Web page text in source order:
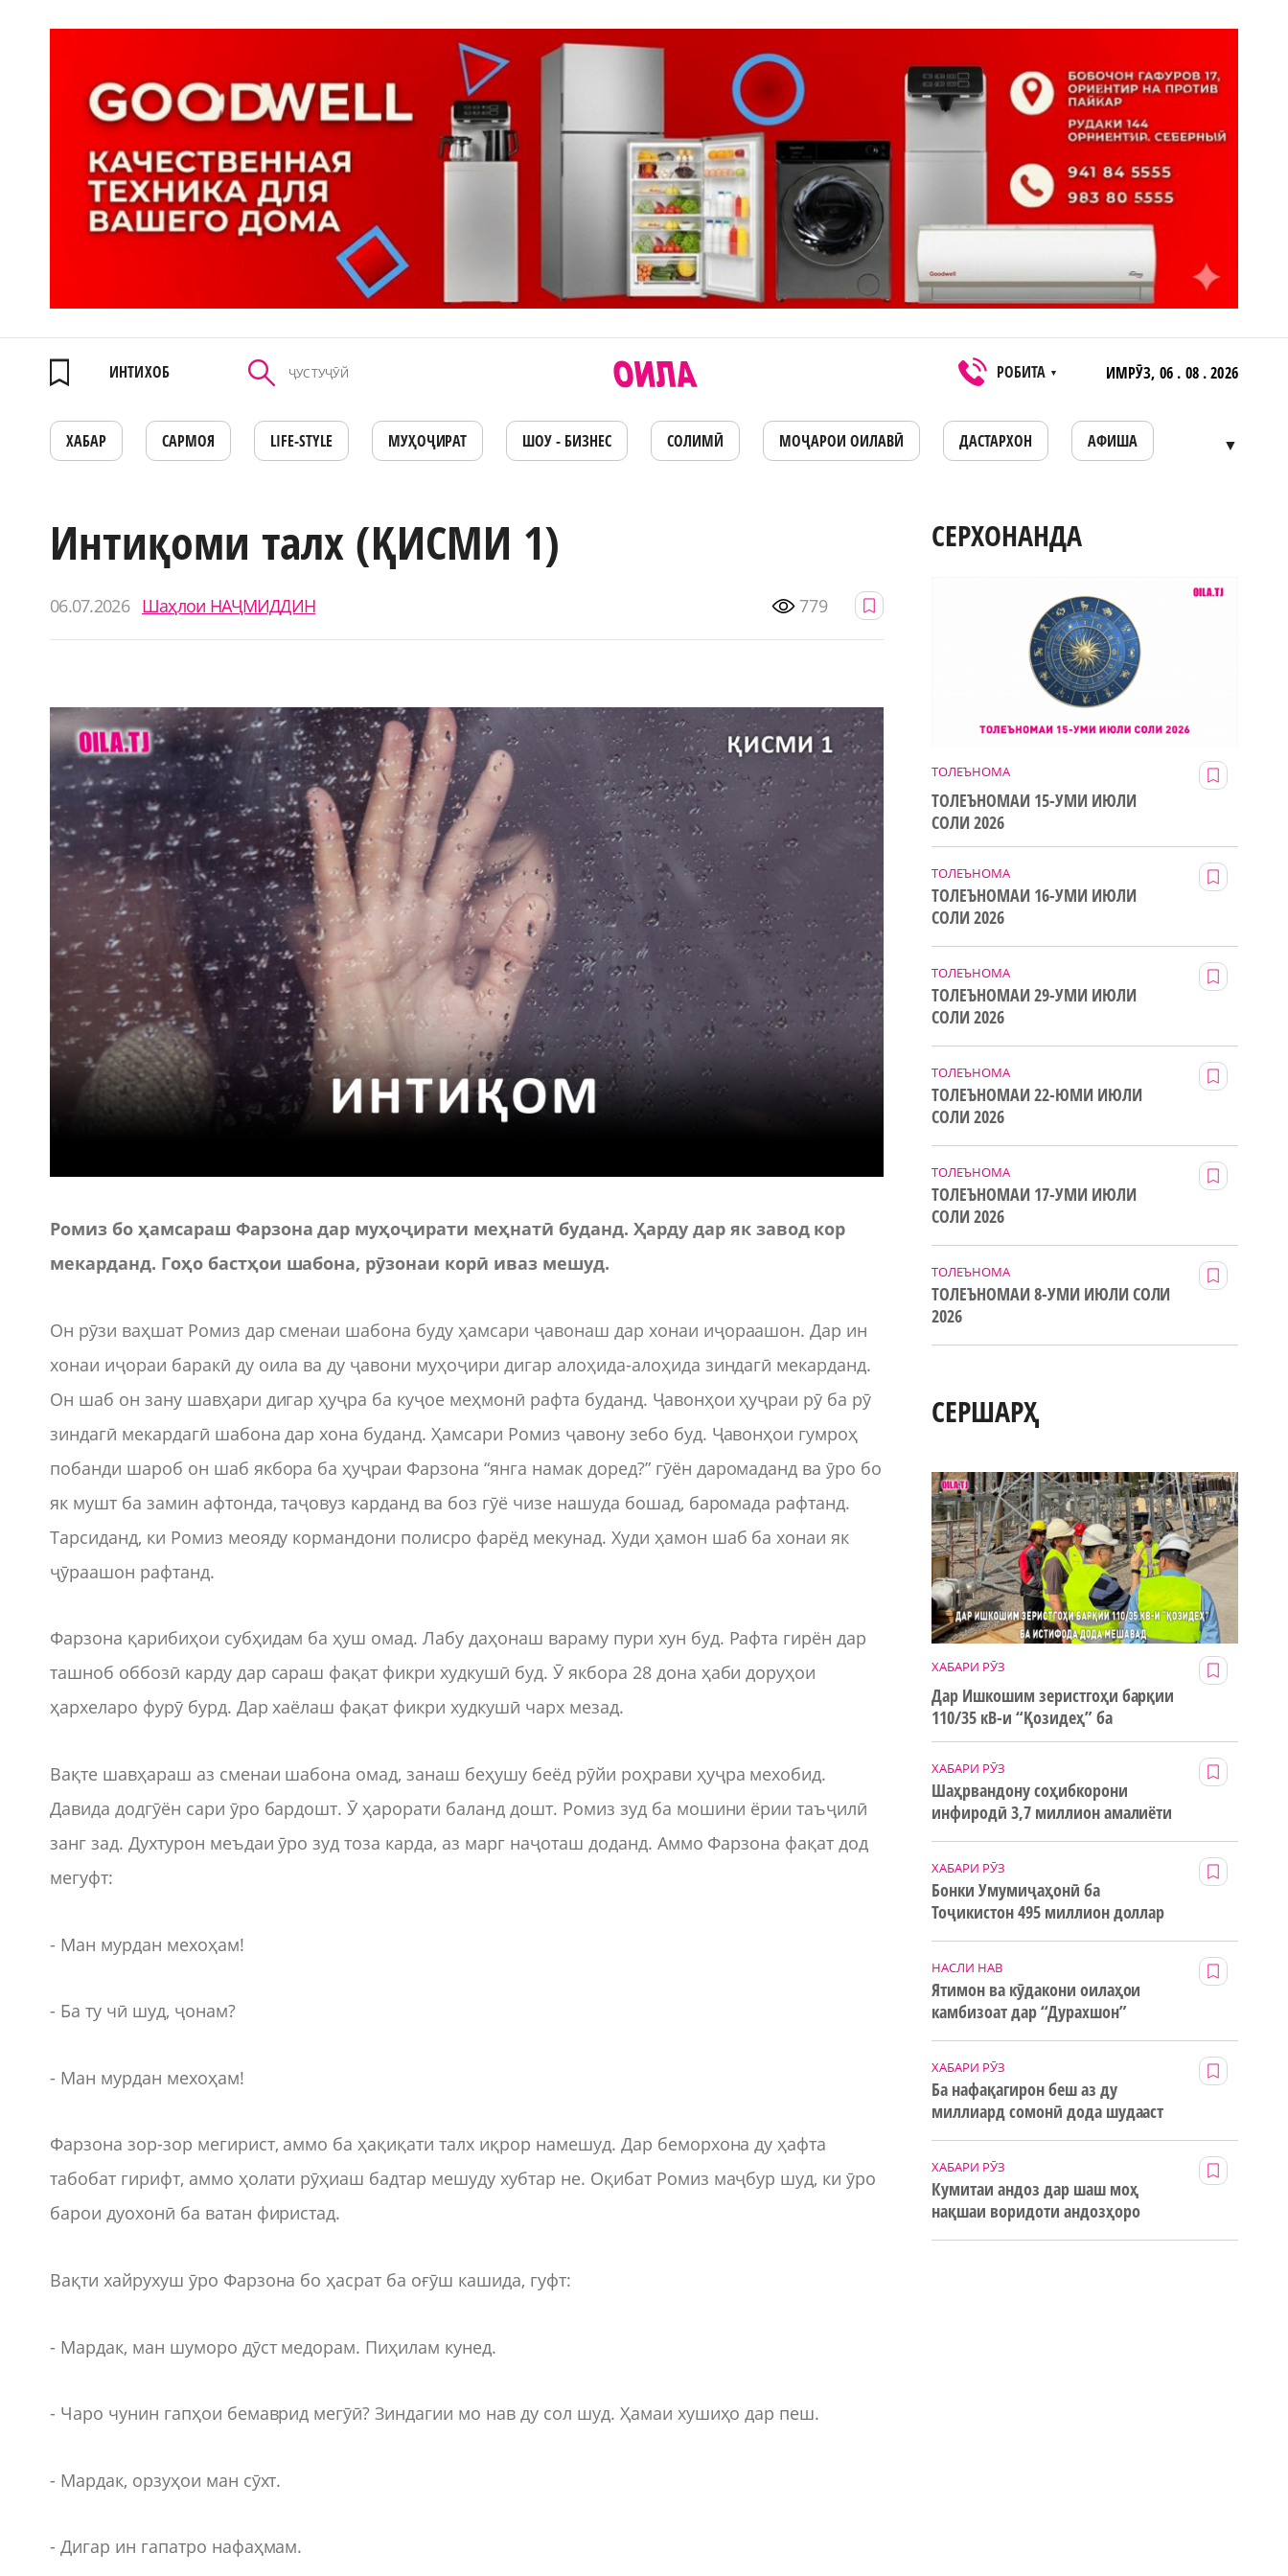
ИНТИХОБ РОБИТА ▼ ИМРӮЗ, 06 . 08 . 2026
ХАБАР САРМОЯ LIFE-STYLE МУҲОҶИРАТ ШОУ - БИЗНЕС СОЛИМӢ МОҶАРОИ ОИЛАВӢ ДАСТАРХОН АФИША ▼
Интиқоми талх (ҚИСМИ 1)
06.07.2026 Шаҳлои НАҶМИДДИН 779
Ромиз бо ҳамсараш Фарзона дар муҳоҷирати меҳнатӣ буданд. Ҳарду дар як завод кор
мекарданд. Гоҳо бастҳои шабона, рӯзонаи корӣ иваз мешуд.
Он рӯзи ваҳшат Ромиз дар сменаи шабона буду ҳамсари ҷавонаш дар хонаи иҷораашон. Дар ин
хонаи иҷораи баракӣ ду оила ва ду ҷавони муҳоҷири дигар алоҳида-алоҳида зиндагӣ мекарданд.
Он шаб он зану шавҳари дигар ҳуҷра ба куҷое меҳмонӣ рафта буданд. Ҷавонҳои ҳуҷраи рӯ ба рӯ
зиндагӣ мекардагӣ шабона дар хона буданд. Ҳамсари Ромиз ҷавону зебо буд. Ҷавонҳои гумроҳ
побанди шароб он шаб якбора ба ҳуҷраи Фарзона “янга намак доред?” гӯён даромаданд ва ӯро бо
як мушт ба замин афтонда, таҷовуз карданд ва боз гӯё чизе нашуда бошад, баромада рафтанд.
Тарсиданд, ки Ромиз меояду кормандони полисро фарёд мекунад. Худи ҳамон шаб ба хонаи як
ҷӯраашон рафтанд.
Фарзона қарибиҳои субҳидам ба ҳуш омад. Лабу даҳонаш вараму пури хун буд. Рафта гирён дар
ташноб оббозӣ карду дар сараш фақат фикри худкушӣ буд. Ӯ якбора 28 дона ҳаби доруҳои
ҳархеларо фурӯ бурд. Дар хаёлаш фақат фикри худкушӣ чарх мезад.
Вақте шавҳараш аз сменаи шабона омад, занаш беҳушу беёд рӯйи роҳрави ҳуҷра мехобид.
Давида додгӯён сари ӯро бардошт. Ӯ ҳарорати баланд дошт. Ромиз зуд ба мошини ёрии таъҷилӣ
занг зад. Духтурон меъдаи ӯро зуд тоза карда, аз марг наҷоташ доданд. Аммо Фарзона фақат дод
мегуфт:
- Ман мурдан мехоҳам!
- Ба ту чӣ шуд, ҷонам?
- Ман мурдан мехоҳам!
Фарзона зор-зор мегирист, аммо ба ҳақиқати талх иқрор намешуд. Дар беморхона ду ҳафта
табобат гирифт, аммо ҳолати рӯҳиаш бадтар мешуду хубтар не. Оқибат Ромиз маҷбур шуд, ки ӯро
барои дуохонӣ ба ватан фиристад.
Вақти хайрухуш ӯро Фарзона бо ҳасрат ба оғӯш кашида, гуфт:
- Мардак, ман шуморо дӯст медорам. Пиҳилам кунед.
- Чаро чунин гапҳои бемаврид мегӯӣ? Зиндагии мо нав ду сол шуд. Ҳамаи хушиҳо дар пеш.
- Мардак, орзуҳои ман сӯхт.
- Дигар ин гапатро нафаҳмам.
СЕРХОНАНДА
ТОЛЕЪНОМА
ТОЛЕЪНОМАИ 15-УМИ ИЮЛИ
СОЛИ 2026
ТОЛЕЪНОМА
ТОЛЕЪНОМАИ 16-УМИ ИЮЛИ
СОЛИ 2026
ТОЛЕЪНОМА
ТОЛЕЪНОМАИ 29-УМИ ИЮЛИ
СОЛИ 2026
ТОЛЕЪНОМА
ТОЛЕЪНОМАИ 22-ЮМИ ИЮЛИ
СОЛИ 2026
ТОЛЕЪНОМА
ТОЛЕЪНОМАИ 17-УМИ ИЮЛИ
СОЛИ 2026
ТОЛЕЪНОМА
ТОЛЕЪНОМАИ 8-УМИ ИЮЛИ СОЛИ
2026
СЕРШАРҲ
ХАБАРИ РӮЗ
Дар Ишкошим зеристгоҳи барқии
110/35 кВ-и “Қозидеҳ” ба
истифода дода мешавад
ХАБАРИ РӮЗ
Шаҳрвандону соҳибкорони
инфиродӣ 3,7 миллион амалиёти
ХАБАРИ РӮЗ
Бонки Умумиҷаҳонӣ ба
Тоҷикистон 495 миллион доллар
НАСЛИ НАВ
Ятимон ва кӯдакони оилаҳои
камбизоат дар “Дурахшон”
ХАБАРИ РӮЗ
Ба нафақагирон беш аз ду
миллиард сомонӣ дода шудааст
ХАБАРИ РӮЗ
Кумитаи андоз дар шаш моҳ
нақшаи воридоти андозҳоро